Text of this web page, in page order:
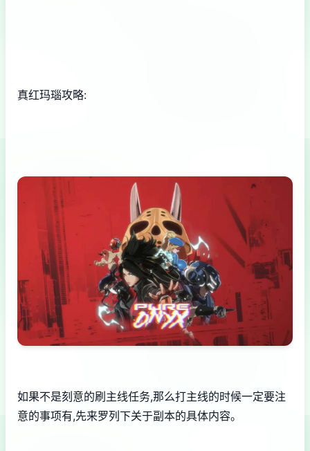
真红玛瑙攻略:
如果不是刻意的刷主线任务,那么打主线的时候一定要注
意的事项有,先来罗列下关于副本的具体内容。